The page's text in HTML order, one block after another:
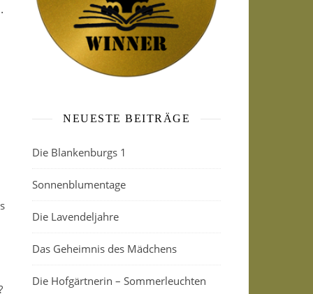
NEUESTE BEITRÄGE
Die Blankenburgs 1
Sonnenblumentage
Die Lavendeljahre
Das Geheimnis des Mädchens
Die Hofgärtnerin – Sommerleuchten